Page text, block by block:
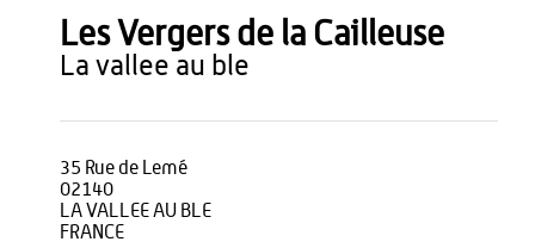
Les Vergers de la Cailleuse
la vallee au ble
35 Rue de Lemé
02140
LA VALLEE AU BLE
FRANCE